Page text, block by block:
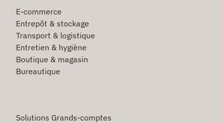
E-commerce
Entrepôt & stockage
Transport & logistique
Entretien & hygiène
Boutique & magasin
Bureautique
Solutions Grands-comptes